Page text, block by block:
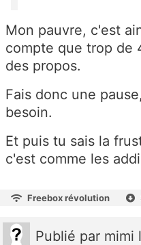
Mon pauvre, c'est
compte que trop de
des propos.
Fais donc une
besoin.
Et puis tu sais la
c'est comme les
Freebox révolution
Publié par mimi